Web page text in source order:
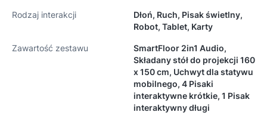
Rodzaj interakcji
Dłoń, Ruch, Pisak świetlny,
Robot, Tablet, Karty
Zawartość zestawu
SmartFloor 2in1 Audio,
Składany stół do projekcji 160
x 150 cm, Uchwyt dla statywu
mobilnego, 4 Pisaki
interaktywne krótkie, 1 Pisak
interaktywny długi